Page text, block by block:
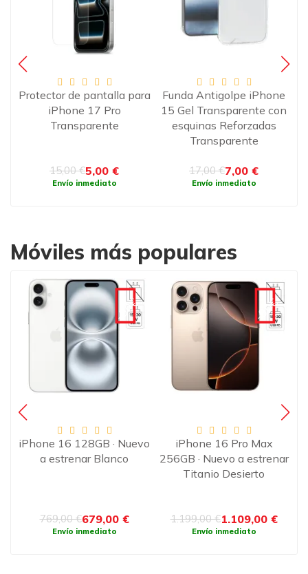
Protector de pantalla para
iPhone 17 Pro
Transparente
15,00 €5,00 €
Envío inmediato
Funda Antigolpe iPhone
15 Gel Transparente con
esquinas Reforzadas
Transparente
17,00 €7,00 €
Envío inmediato
Móviles más populares
-90€
iPhone 16 128GB · Nuevo
a estrenar Blanco
769,00 €679,00 €
Envío inmediato
-90€
iPhone 16 Pro Max
256GB · Nuevo a estrenar
Titanio Desierto
1.199,00 €1.109,00 €
Envío inmediato